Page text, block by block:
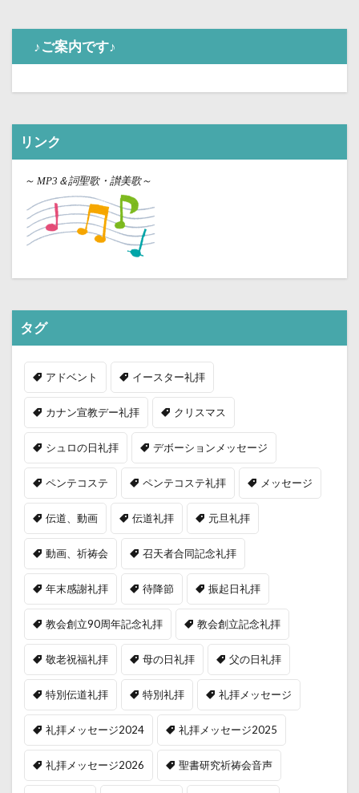
♪ご案内です♪
リンク
～ MP3＆詞聖歌・讃美歌～
タグ
アドベント イースター礼拝
カナン宣教デー礼拝 クリスマス
シュロの日礼拝 デボーションメッセージ
ペンテコステ ペンテコステ礼拝 メッセージ
伝道、動画 伝道礼拝 元旦礼拝
動画、祈祷会 召天者合同記念礼拝
年末感謝礼拝 待降節 振起日礼拝
教会創立90周年記念礼拝 教会創立記念礼拝
敬老祝福礼拝 母の日礼拝 父の日礼拝
特別伝道礼拝 特別礼拝 礼拝メッセージ
礼拝メッセージ2024 礼拝メッセージ2025
礼拝メッセージ2026 聖書研究祈祷会音声